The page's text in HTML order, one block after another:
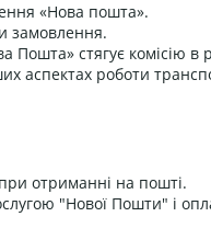
«Нова пошта».
замовлення.
стягує комісію в
аспектах роботи
отриманні на пошті.
"Нової Пошти" і